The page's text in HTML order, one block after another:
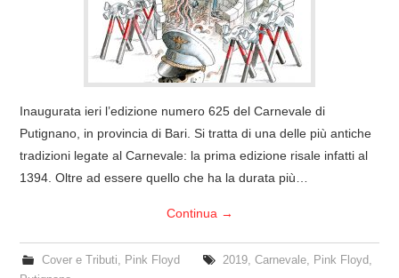
COVER & TRIBUTI
DISCOGRAFIA
LINKS
RELICS – SFALCI E RAMAGLIE
Inaugurata ieri l’edizione numero 625 del Carnevale di
Putignano, in provincia di Bari. Si tratta di una delle più antiche
tradizioni legate al Carnevale: la prima edizione risale infatti al
1394. Oltre ad essere quello che ha la durata più…
Continua →
Cover e Tributi, Pink Floyd 2019, Carnevale, Pink Floyd,